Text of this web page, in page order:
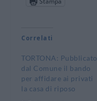
Correlati
TORTONA: Pubblicato
dal Comune il bando
per affidare ai privati
la casa di riposo